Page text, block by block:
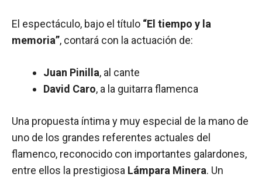
El espectáculo, bajo el título “El tiempo y la
memoria”, contará con la actuación de:
Juan Pinilla, al cante
David Caro, a la guitarra flamenca
Una propuesta íntima y muy especial de la mano de
uno de los grandes referentes actuales del
flamenco, reconocido con importantes galardones,
entre ellos la prestigiosa Lámpara Minera. Un